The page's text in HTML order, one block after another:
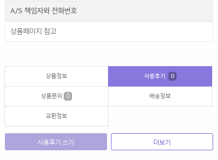
A/S 책임자와 전화번호
상품페이지 참고
상품정보 사용후기 0
상품문의 0 배송정보
교환정보
사용후기 쓰기 더보기